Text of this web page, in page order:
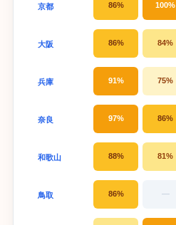
京都 86% 100%
大阪 86% 84%
兵庫 91% 75%
奈良 97% 86%
和歌山 88% 81%
鳥取 86% —